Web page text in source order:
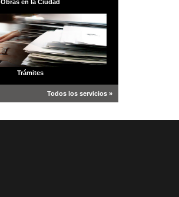
Obras en la Ciudad
Trámites
Todos los servicios »